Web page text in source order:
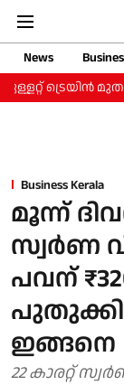
News
ട്രെയിന്‍
Business Kerala
മൂന്ന്
സ്വർണ
പവന്
ഇങ്ങനെ
22 കാരറ്റ്